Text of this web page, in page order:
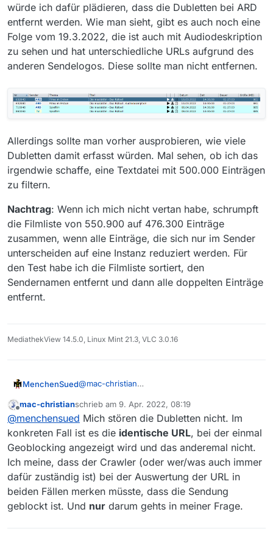
würde ich dafür plädieren, dass die Dubletten bei ARD
entfernt werden. Wie man sieht, gibt es auch noch eine
Folge vom 19.3.2022, die ist auch mit Audiodeskription
zu sehen und hat unterschiedliche URLs aufgrund des
anderen Sendelogos. Diese sollte man nicht entfernen.
Allerdings sollte man vorher ausprobieren, wie viele
Dubletten damit erfasst würden. Mal sehen, ob ich das
irgendwie schaffe, eine Textdatei mit 500.000 Einträgen
zu filtern.
Nachtrag: Wenn ich mich nicht vertan habe, schrumpft
die Filmliste von 550.900 auf 476.300 Einträge
zusammen, wenn alle Einträge, die sich nur im Sender
unterscheiden auf eine Instanz reduziert werden. Für
den Test habe ich die Filmliste sortiert, den
Sendernamen entfernt und dann alle doppelten Einträge
entfernt.
MediathekView 14.5.0, Linux Mint 21.3, VLC 3.0.16
MenchenSued@mac-christian
Angabe.
Wenn beide Einträge in allen Punkten gleich
sind, dann würde ich dafür plädieren, dass die
Dubletten bei ARD entfernt werden. Wie man
sieht, gibt es auch noch eine Folge vom
19.3.2022, die ist auch mit Audiodeskription zu
sehen und hat unterschiedliche URLs aufgrund
des anderen Sendelogos. Diese sollte man
nicht entfernen.
Allerdings sollte man vorher ausprobieren, wie
viele Dubletten damit erfasst würden. Mal
sehen, ob ich das irgendwie schaffe, eine
Textdatei mit 500.000 Einträgen zu filtern.
Nachtrag : Wenn ich mich nicht vertan habe,
schrumpft die Filmliste von 550.900 auf
476.300 Einträge zusammen, wenn alle
mac-christianschrieb am 9. Apr. 2022, 08:19
zuletzt editiert von
@menchensued Mich stören die Dubletten nicht. Im
konkreten Fall ist es die identische URL, bei der einmal
Geoblocking angezeigt wird und das anderemal nicht.
Ich meine, dass der Crawler (oder wer/was auch immer
dafür zuständig ist) bei der Auswertung der URL in
beiden Fällen merken müsste, dass die Sendung
geblockt ist. Und nur darum gehts in meiner Frage.